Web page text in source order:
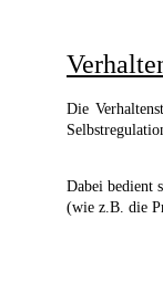
Die
Dabei bedient
(wie z.B. die